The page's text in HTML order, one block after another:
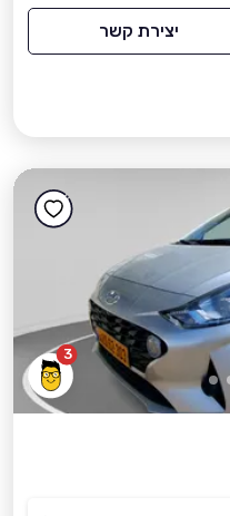
יצירת קשר
3